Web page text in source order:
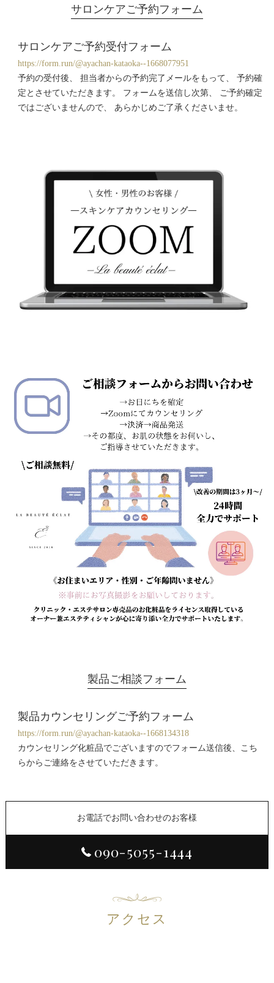
サロンケアご予約フォーム
サロンケアご予約受付フォーム
https://form.run/@ayachan-kataoka--1668077951
予約の受付後、 担当者からの予約完了メールをもって、 予約確
定とさせていただきます。 フォームを送信し次第、 ご予約確定
ではございませんので、 あらかじめご了承くださいませ。
製品ご相談フォーム
製品カウンセリングご予約フォーム
https://form.run/@ayachan-kataoka--1668134318
カウンセリング化粧品でございますのでフォーム送信後、こち
らからご連絡をさせていただきます。
お電話でお問い合わせのお客様
090-5055-1444
アクセス